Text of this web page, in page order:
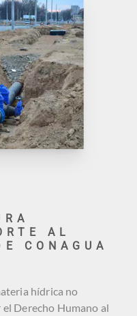
AL
CONAGUA
hídrica no
Derecho Humano al